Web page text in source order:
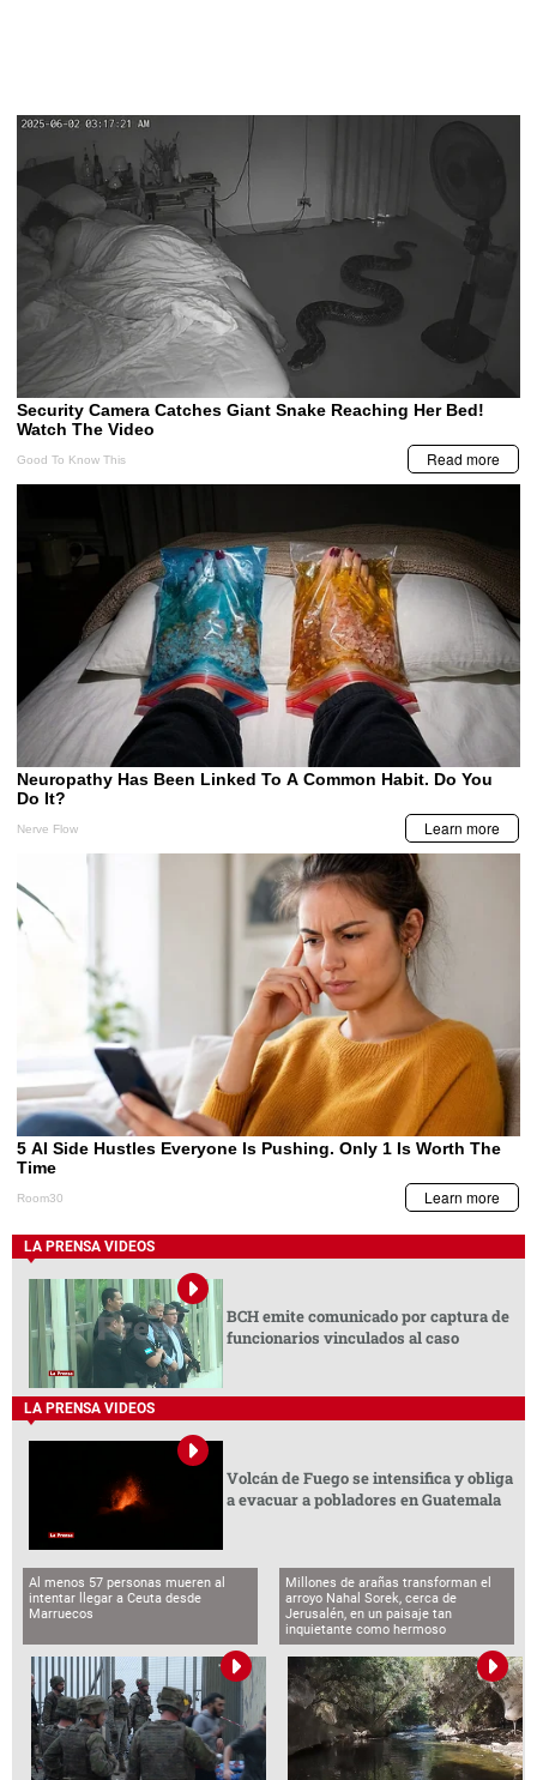
LA PRENSA VIDEOS
BCH emite comunicado por captura de
funcionarios vinculados al caso
LA PRENSA VIDEOS
Volcán de Fuego se intensifica y obliga
a evacuar a pobladores en Guatemala
Al menos 57 personas mueren al
intentar llegar a Ceuta desde
Marruecos
Millones de arañas transforman el
arroyo Nahal Sorek, cerca de
Jerusalén, en un paisaje tan
inquietante como hermoso